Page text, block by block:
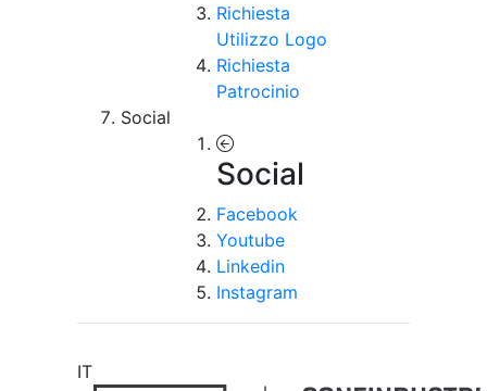
Richiesta
Utilizzo Logo
Richiesta
Patrocinio
Social
Social
Facebook
Youtube
Linkedin
Instagram
IT